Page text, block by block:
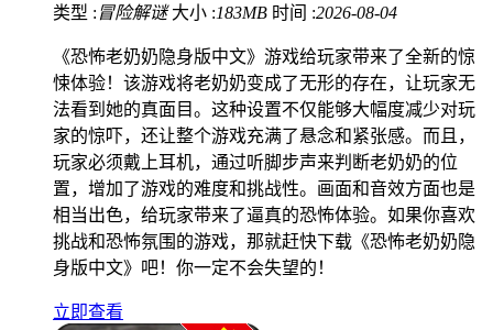
类型 : 冒险解谜 大小 :183MB 时间 :2026-08-04
《恐怖老奶奶隐身版中文》游戏给玩家带来了全新的惊
悚体验！该游戏将老奶奶变成了无形的存在，让玩家无
法看到她的真面目。这种设置不仅能够大幅度减少对玩
家的惊吓，还让整个游戏充满了悬念和紧张感。而且，
玩家必须戴上耳机，通过听脚步声来判断老奶奶的位
置，增加了游戏的难度和挑战性。画面和音效方面也是
相当出色，给玩家带来了逼真的恐怖体验。如果你喜欢
挑战和恐怖氛围的游戏，那就赶快下载《恐怖老奶奶隐
身版中文》吧！你一定不会失望的！
立即查看